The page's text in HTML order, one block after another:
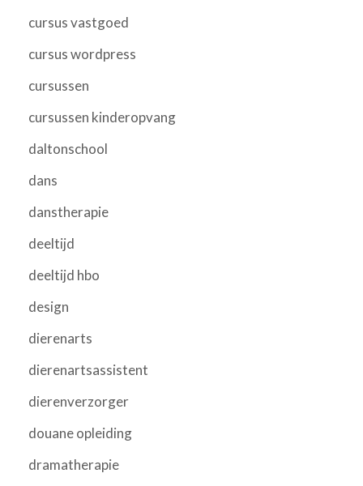
cursus vastgoed
cursus wordpress
cursussen
cursussen kinderopvang
daltonschool
dans
danstherapie
deeltijd
deeltijd hbo
design
dierenarts
dierenartsassistent
dierenverzorger
douane opleiding
dramatherapie